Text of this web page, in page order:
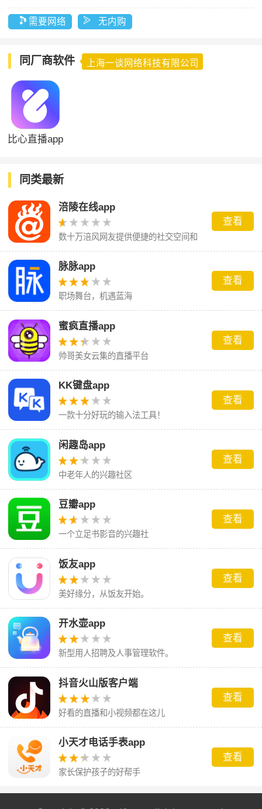
需要网络 无内购
同厂商软件 上海一谈网络科技有限公司
比心直播app
同类最新
涪陵在线app
数十万涪风网友提供便捷的社交空间和
贴心的本土生活服务
查看
脉脉app
职场舞台，机遇蓝海
查看
蜜疯直播app
帅哥美女云集的直播平台
查看
KK键盘app
一款十分好玩的输入法工具！
查看
闲趣岛app
中老年人的兴趣社区
查看
豆瓣app
一个立足书影音的兴趣社
查看
饭友app
美好缘分，从饭友开始。
查看
开水壶app
新型用人招聘及人事管理软件。
查看
抖音火山版客户端
好看的直播和小视频都在这儿
查看
小天才电话手表app
家长保护孩子的好帮手
查看